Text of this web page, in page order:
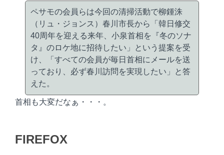
ペサモの会員らは今回の清掃活動で柳鍾洙
（リュ・ジョンス）春川市長から「韓日修交
40周年を迎える来年、小泉首相を『冬のソナ
タ』のロケ地に招待したい」という提案を受
け、「すべての会員が毎日首相にメールを送
っており、必ず春川訪問を実現したい」と答
えた。
首相も大変だなぁ・・・。
FIREFOX